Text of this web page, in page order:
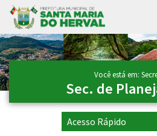
Ir para conteúdo principal
Conteúdo Principal
Você está em:
Sec. de